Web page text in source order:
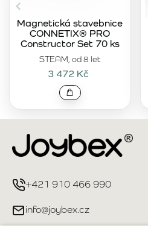
STEAM, od 8 let
Magnetická stavebnice
CONNETIX® PRO
Constructor Set 70 ks
3 472 Kč
+421 910 466 990
info@joybex.cz